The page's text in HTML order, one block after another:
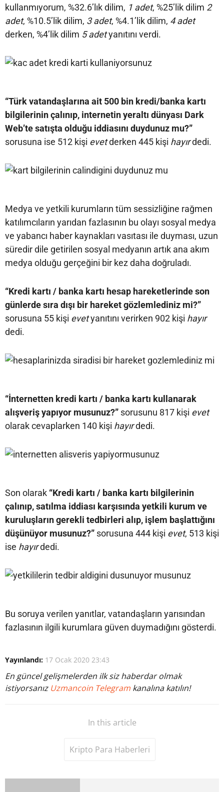
kullanmıyorum, %32.6’lık dilim, 1 adet, %25’lik dilim 2
adet, %10.5’lik dilim, 3 adet, %4.1’lik dilim, 4 adet
derken, %4’lik dilim 5 adetyanıtını verdi.
“Türk vatandaşlarına ait 500 bin kredi/banka kartı
bilgilerinin çalınıp, internetin yeraltı dünyası Dark
Web’te satışta olduğu iddiasını duydunuz mu?”
sorusuna ise 512 kişi evetderken 445 kişi hayırdedi.
Medya ve yetkili kurumların tüm sessizliğine rağmen
katılımcıların yarıdan fazlasının bu olayı sosyal medya
ve yabancı haber kaynakları vasıtası ile duyması, uzun
süredir dile getirilen sosyal medyanın artık ana akım
medya olduğu gerçeğini bir kez daha doğruladı.
“Kredi kartı / banka kartı hesap hareketlerinde son
günlerde sıra dışı bir hareket gözlemlediniz mi?”
sorusuna 55 kişi evetyanıtını verirken 902 kişi hayır
dedi.
“İnternetten kredi kartı / banka kartı kullanarak
alışveriş yapıyor musunuz?” sorusunu 817 kişi evet
olarak cevaplarken 140 kişi hayırdedi.
Son olarak “Kredi kartı / banka kartı bilgilerinin
çalınıp, satılma iddiası karşısında yetkili kurum ve
kuruluşların gerekli tedbirleri alıp, işlem başlattığını
düşünüyor musunuz?” sorusuna 444 kişi evet, 513 kişi
ise hayırdedi.
Bu soruya verilen yanıtlar, vatandaşların yarısından
fazlasının ilgili kurumlara güven duymadığını gösterdi.
Yayınlandı: 17 Ocak 2020 23:43
En güncel gelişmelerden ilk siz haberdar olmak
istiyorsanız Uzmancoin Telegram kanalına katılın!
In this article
Kripto Para Haberleri